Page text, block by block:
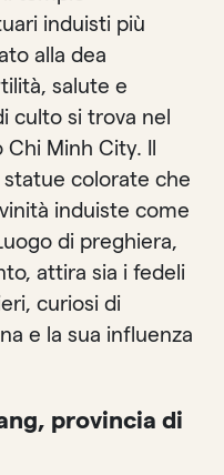
induisti più
alla dea
salute e
culto si trova nel
Chi Minh City. Il
colorate che
induiste come
di preghiera,
attira sia i fedeli
curiosi di
e la sua influenza
provincia di